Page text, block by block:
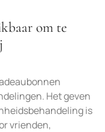
om te
Het geven
is
vrienden,